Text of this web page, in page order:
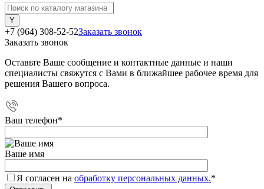
+7 (964) 308-52-52Заказать звонок
Заказать звонок
Оставьте Ваше сообщение и контактные данные и наши
специалисты свяжутся с Вами в ближайшее рабочее время для
решения Вашего вопроса.
Ваш телефон*
Ваше имя
Я согласен на обработку персональных данных.*